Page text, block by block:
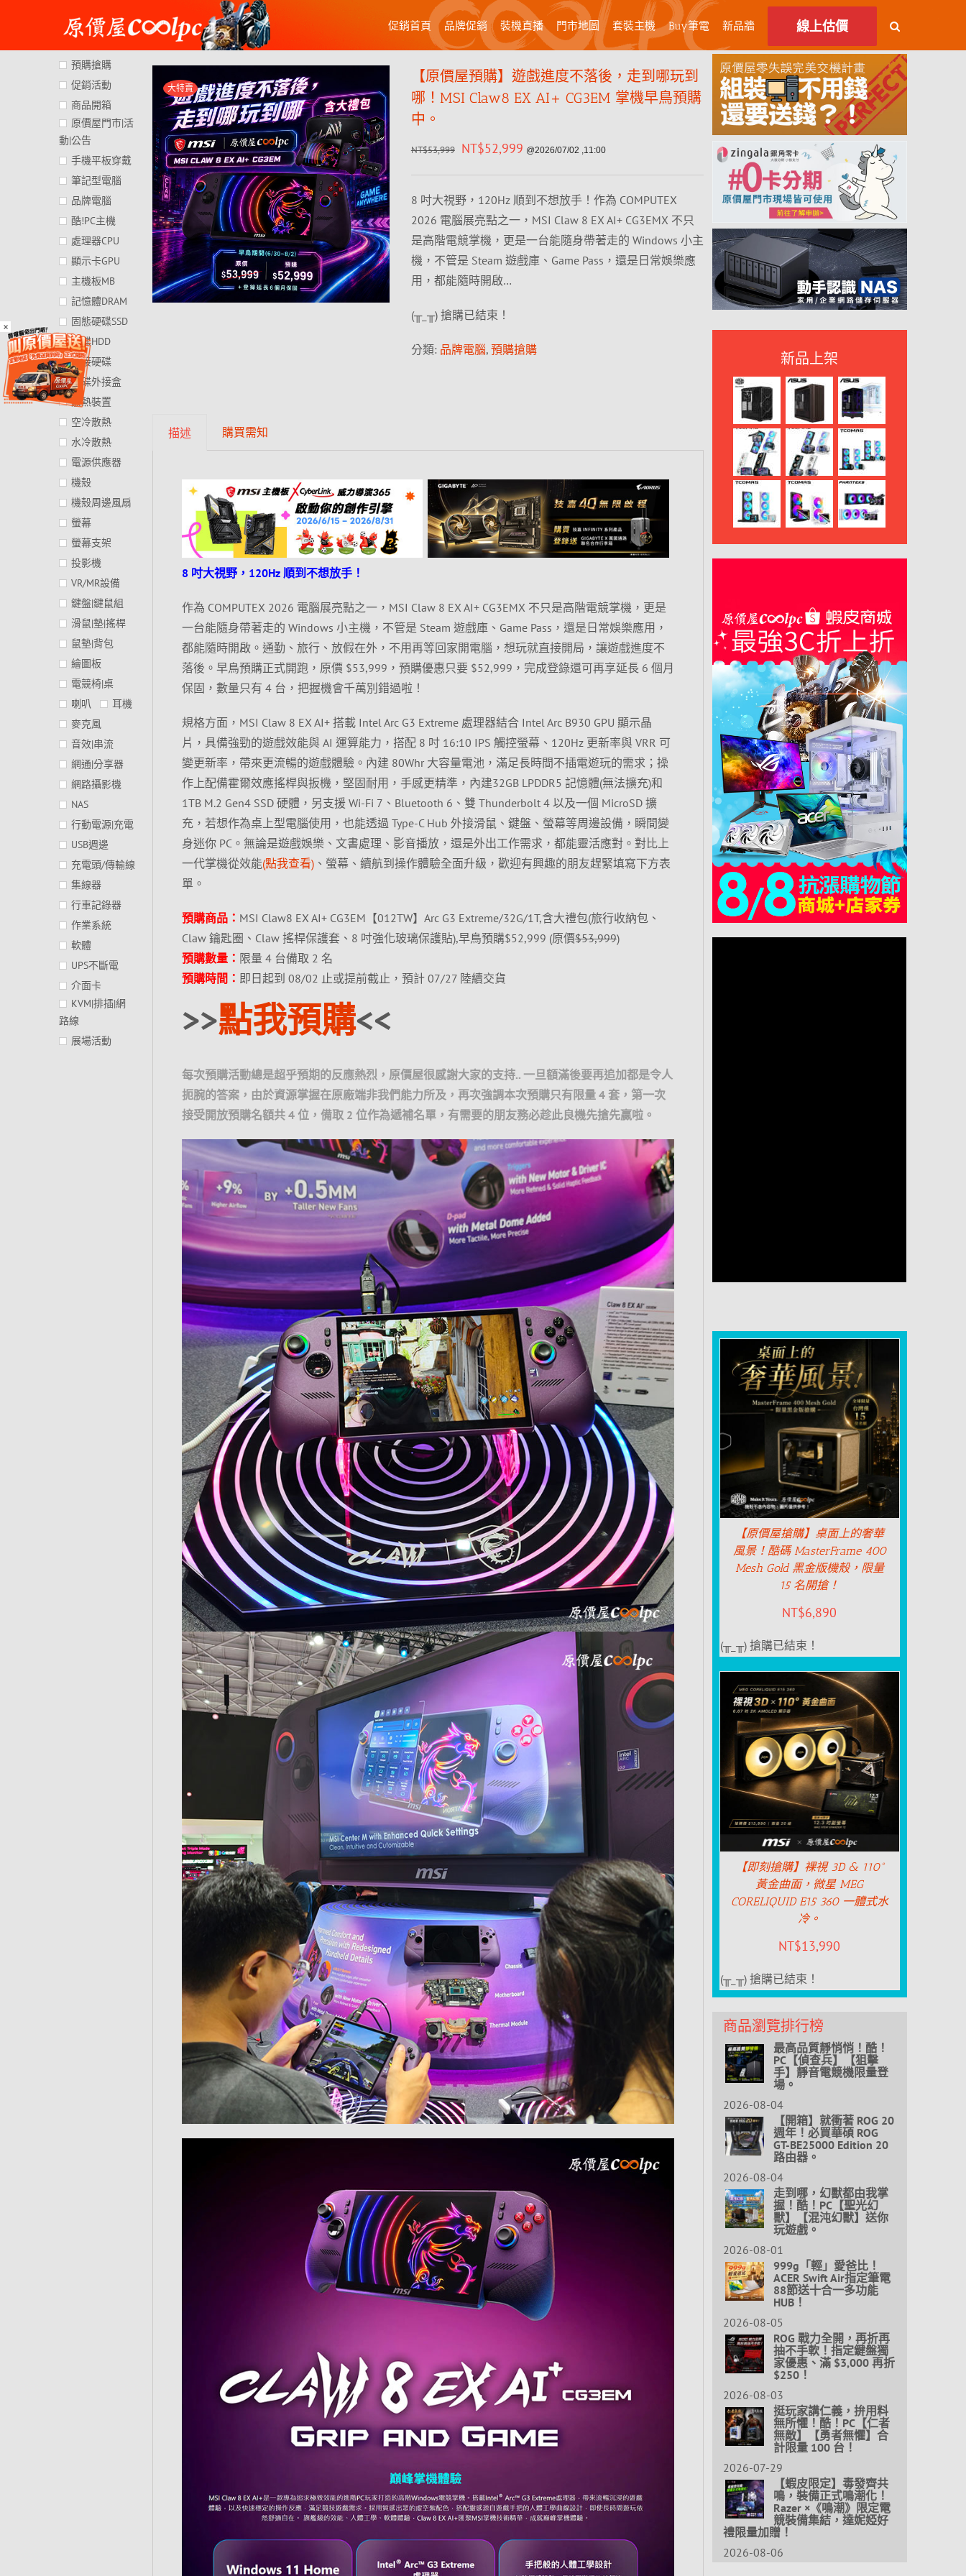
×
content
促銷首頁 品牌促銷 裝機直播 門市地圖 套裝主機 Buy筆電 新品牆 線上估價
大特賣
【原價屋預購】遊戲進度不落後，走到哪玩到
哪！MSI Claw8 EX AI+ CG3EM 掌機早鳥預購
中。
NT$53,999 NT$52,999 @2026/07/02 ,11:00
8 吋大視野，120Hz 順到不想放手！作為 COMPUTEX
2026 電腦展亮點之一，MSI Claw 8 EX AI+ CG3EMX 不只
是高階電競掌機，更是一台能隨身帶著走的 Windows 小主
機，不管是 Steam 遊戲庫、Game Pass，還是日常娛樂應
用，都能隨時開啟…
(╥_╥) 搶購已結束！
分類: 品牌電腦, 預購搶購
描述 購買需知
8 吋大視野，120Hz 順到不想放手！
作為 COMPUTEX 2026 電腦展亮點之一，MSI Claw 8 EX AI+ CG3EMX 不只是高階電競掌機，更是
一台能隨身帶著走的 Windows 小主機，不管是 Steam 遊戲庫、Game Pass，還是日常娛樂應用，
都能隨時開啟。通勤、旅行、放假在外，不用再等回家開電腦，想玩就直接開局，讓遊戲進度不
落後。早鳥預購正式開跑，原價 $53,999，預購優惠只要 $52,999，完成登錄還可再享延長 6 個月
保固，數量只有 4 台，把握機會千萬別錯過啦！
規格方面，MSI Claw 8 EX AI+ 搭載 Intel Arc G3 Extreme 處理器結合 Intel Arc B930 GPU 顯示晶
片，具備強勁的遊戲效能與 AI 運算能力，搭配 8 吋 16:10 IPS 觸控螢幕、120Hz 更新率與 VRR 可
變更新率，帶來更流暢的遊戲體驗。內建 80Whr 大容量電池，滿足長時間不插電遊玩的需求；操
作上配備霍爾效應搖桿與扳機，堅固耐用，手感更精準，內建32GB LPDDR5 記憶體(無法擴充)和
1TB M.2 Gen4 SSD 硬體，另支援 Wi-Fi 7、Bluetooth 6、雙 Thunderbolt 4 以及一個 MicroSD 擴
充，若想作為桌上型電腦使用，也能透過 Type-C Hub 外接滑鼠、鍵盤、螢幕等周邊設備，瞬間變
身迷你 PC。無論是遊戲娛樂、文書處理、影音播放，還是外出工作需求，都能靈活應對。對比上
一代掌機從效能(點我查看)、螢幕、續航到操作體驗全面升級，歡迎有興趣的朋友趕緊填寫下方表
單。
預購商品： MSI Claw8 EX AI+ CG3EM【012TW】Arc G3 Extreme/32G/1T,含大禮包(旅行收納包、
Claw 鑰匙圈、Claw 搖桿保護套、8 吋強化玻璃保護貼),早鳥預購$52,999 (原價$53,999)
預購數量： 限量 4 台備取 2 名
預購時間： 即日起到 08/02 止或提前截止，預計 07/27 陸續交貨
>>點我預購<<
每次預購活動總是超乎預期的反應熱烈，原價屋很感謝大家的支持.. 一旦額滿後要再追加都是令人
扼腕的答案，由於資源掌握在原廠端非我們能力所及，再次強調本次預購只有限量 4 套，第一次
接受開放預購名額共 4 位，備取 2 位作為遞補名單，有需要的朋友務必趁此良機先搶先贏啦。
預購搶購
促銷活動
商品開箱
原價屋門市|活
動|公告
手機平板穿戴
筆記型電腦
品牌電腦
酷!PC主機
處理器CPU
顯示卡GPU
主機板MB
記憶體DRAM
固態硬碟SSD
硬碟HDD
外接硬碟
硬碟外接盒
散熱裝置
空冷散熱
水冷散熱
電源供應器
機殼
機殼周邊風扇
螢幕
螢幕支架
投影機
VR/MR設備
鍵盤|鍵鼠組
滑鼠|墊|搖桿
鼠墊|背包
繪圖板
電競椅|桌
喇叭
耳機
麥克風
音效|串流
網通|分享器
網路攝影機
NAS
行動電源|充電
USB週邊
充電頭/傳輸線
集線器
行車記錄器
作業系統
軟體
UPS不斷電
介面卡
KVM|排插|網
路線
展場活動
新品上架
【原價屋搶購】桌面上的奢華
風景！酷碼 MasterFrame 400
Mesh Gold 黑金版機殼，限量
15 名開搶！
NT$6,890
(╥_╥) 搶購已結束！
【即刻搶購】裸視 3D & 110°
黃金曲面，微星 MEG
CORELIQUID E15 360 一體式水
冷。
NT$13,990
(╥_╥) 搶購已結束！
商品瀏覽排行榜
最高品質靜悄悄！酷！
PC【偵查兵】【狙擊
手】靜音電競機限量登
場。
2026-08-04
【開箱】就衝著 ROG 20
週年！必買華碩 ROG
GT-BE25000 Edition 20
路由器。
2026-08-04
走到哪，幻獸都由我掌
握！酷！PC【聖光幻
獸】【混沌幻獸】送你
玩遊戲。
2026-08-01
999g「輕」愛爸比！
ACER Swift Air指定筆電
88節送十合一多功能
HUB！
2026-08-05
ROG 戰力全開，再折再
抽不手軟！指定鍵盤獨
家優惠、滿 $3,000 再折
$250！
2026-08-03
挺玩家講仁義，拚用料
無所懼！酷！PC【仁者
無敵】【勇者無懼】合
計限量 100 台！
2026-07-29
【蝦皮限定】毒發齊共
鳴，裝備正式鳴潮化！
Razer ×《鳴潮》限定電
競裝備集結，達妮婭好
禮限量加贈！
2026-08-06